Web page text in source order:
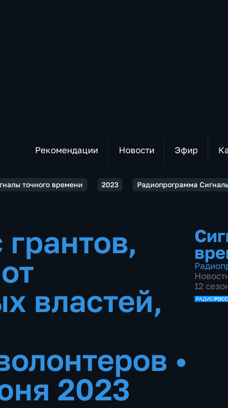
Рекомендации Новости Эфир
точного времени 2023 Радиопрограмма
властей,
•
2023
12